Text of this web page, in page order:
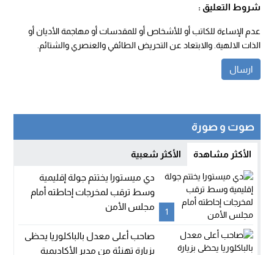
شروط التعليق :
عدم الإساءة للكاتب أو للأشخاص أو للمقدسات أو مهاجمة الأديان أو
الذات الالهية. والابتعاد عن التحريض الطائفي والعنصري والشتائم.
صوت و صورة
الأكثر مشاهدة الأكثر شعبية
1
دي ميستورا يختتم جولة إقليمية
وسط ترقب لمخرجات إحاطته أمام
مجلس الأمن
صاحب أعلى معدل بالباكلوريا يحظى
بزيارة تهنئة من مدير الأكاديمية